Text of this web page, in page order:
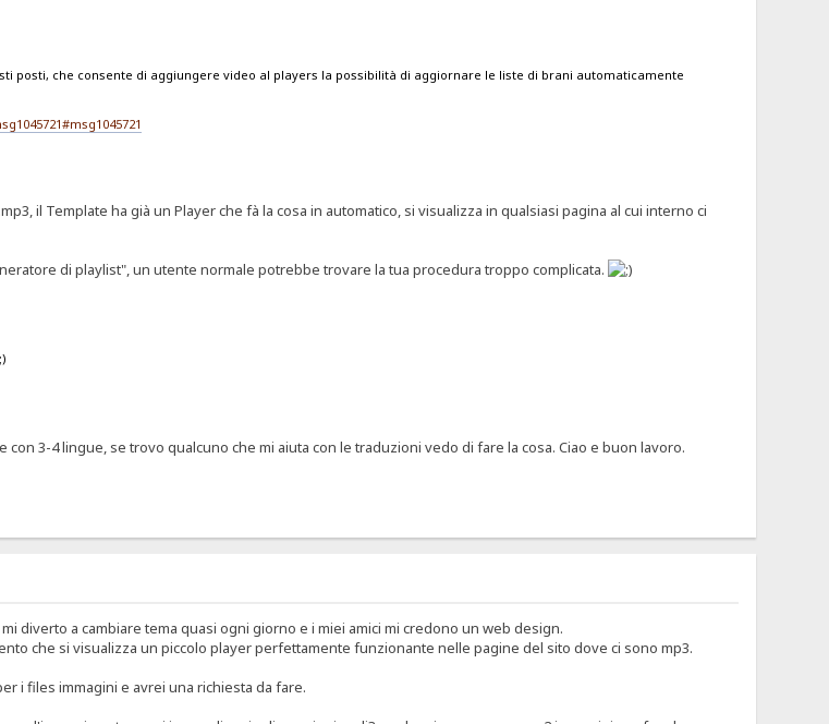
posti, che consente di aggiungere video al players la possibilità di aggiornare le liste di brani automaticamente
il Template ha già un Player che fà la cosa in automatico, si visualizza in qualsiasi pagina al cui interno ci
di playlist", un utente normale potrebbe trovare la tua procedura troppo complicata.
3-4 lingue, se trovo qualcuno che mi aiuta con le traduzioni vedo di fare la cosa. Ciao e buon lavoro.
diverto a cambiare tema quasi ogni giorno e i miei amici mi credono un web design.
che si visualizza un piccolo player perfettamente funzionante nelle pagine del sito dove ci sono mp3.
i files immagini e avrei una richiesta da fare.